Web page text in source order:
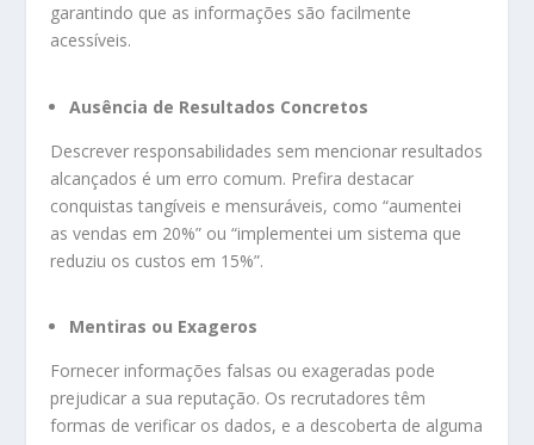
garantindo que as informações são facilmente
acessíveis.
Ausência de Resultados Concretos
Descrever responsabilidades sem mencionar resultados
alcançados é um erro comum. Prefira destacar
conquistas tangíveis e mensuráveis, como “aumentei
as vendas em 20%” ou “implementei um sistema que
reduziu os custos em 15%”.
Mentiras ou Exageros
Fornecer informações falsas ou exageradas pode
prejudicar a sua reputação. Os recrutadores têm
formas de verificar os dados, e a descoberta de alguma